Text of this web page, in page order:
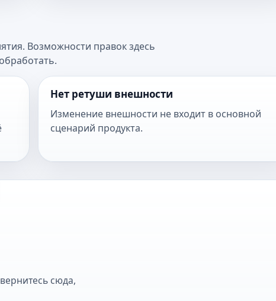
Возможности правок здесь
Нет ретуши внешности
Изменение внешности не входит в основной
сценарий продукта.
сюда,